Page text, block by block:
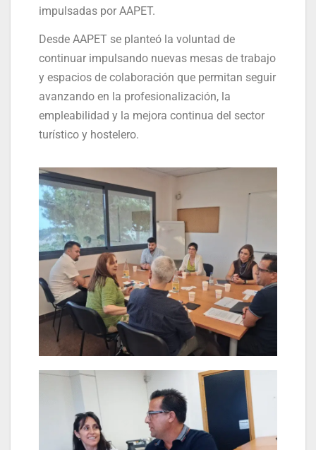
impulsadas por AAPET.
Desde AAPET se planteó la voluntad de
continuar impulsando nuevas mesas de trabajo
y espacios de colaboración que permitan seguir
avanzando en la profesionalización, la
empleabilidad y la mejora continua del sector
turístico y hostelero.